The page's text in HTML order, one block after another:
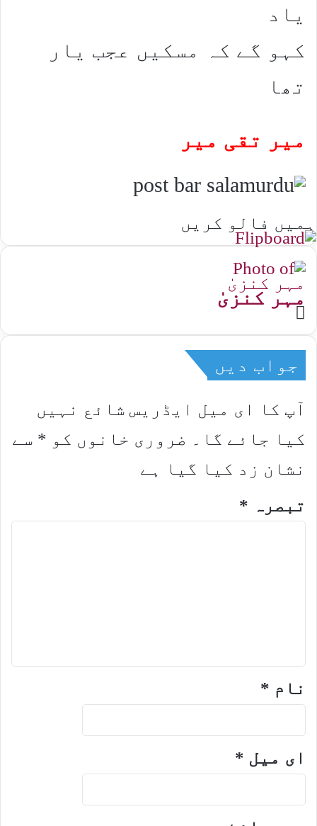
یاد
کہو گے کہ مسکیں عجب یار
تھا
میر تقی میر
ہمیں فالو کریں
مہر کنزیٰ
Website
جواب دیں
آپ کا ای میل ایڈریس شائع نہیں
کیا جائے گا۔
ضروری خانوں کو * سے
نشان زد کیا گیا ہے
تبصرہ *
نام *
ای میل *